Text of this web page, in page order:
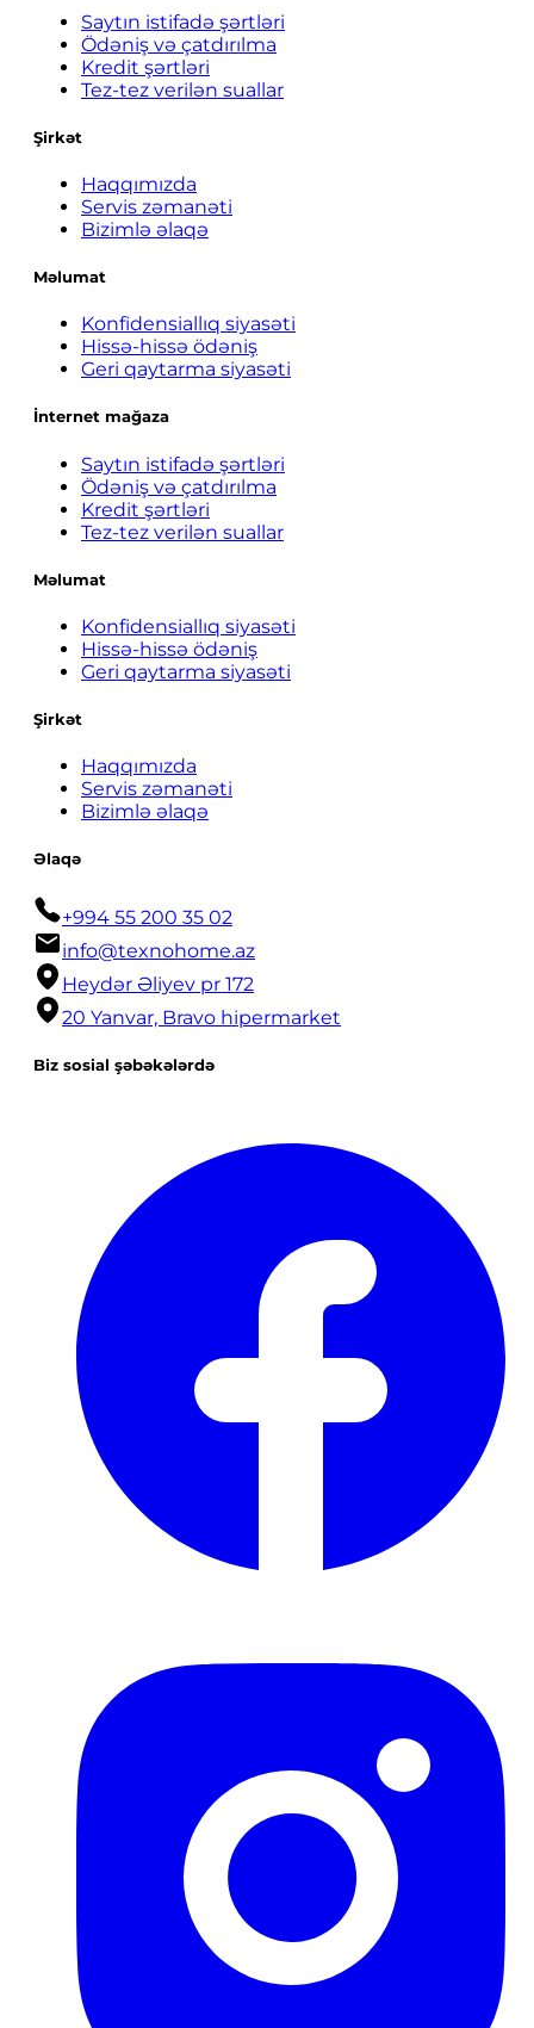
Saytın istifadə şərtləri
Ödəniş və çatdırılma
Kredit şərtləri
Tez-tez verilən suallar
Şirkət
Haqqımızda
Servis zəmanəti
Bizimlə əlaqə
Məlumat
Konfidensiallıq siyasəti
Hissə-hissə ödəniş
Geri qaytarma siyasəti
İnternet mağaza
Saytın istifadə şərtləri
Ödəniş və çatdırılma
Kredit şərtləri
Tez-tez verilən suallar
Məlumat
Konfidensiallıq siyasəti
Hissə-hissə ödəniş
Geri qaytarma siyasəti
Şirkət
Haqqımızda
Servis zəmanəti
Bizimlə əlaqə
Əlaqə
+994 55 200 35 02
info@texnohome.az
Heydər Əliyev pr 172
20 Yanvar, Bravo hipermarket
Biz sosial şəbəkələrdə